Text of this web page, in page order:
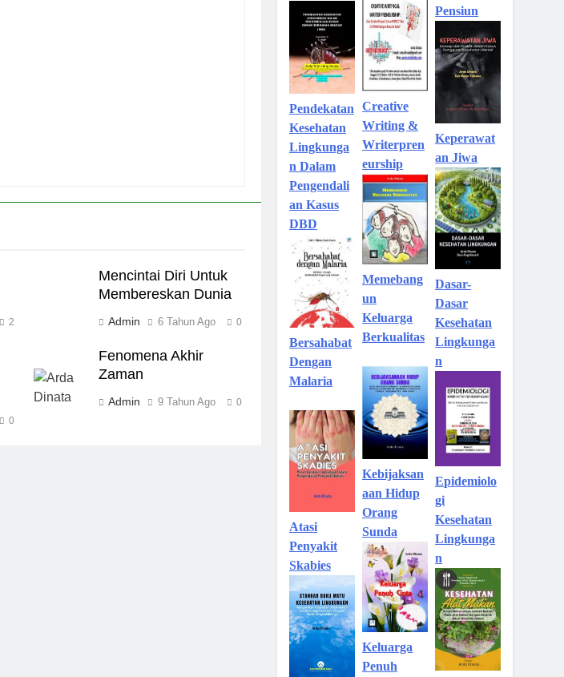
2
Mencintai Diri Untuk
Membereskan Dunia
Admin 6 Tahun Ago 0
0
Fenomena Akhir
Zaman
Admin 9 Tahun Ago 0
Pendekatan
Kesehatan
Lingkunga
n Dalam
Pengendali
an Kasus
DBD
Bersahabat
Dengan
Malaria
Atasi
Penyakit
Skabies
Creative
Writing &
Writerpren
eurship
Memebang
un
Keluarga
Berkualitas
Kebijaksan
aan Hidup
Orang
Sunda
Keluarga
Penuh
Pensiun
Keperawat
an Jiwa
Dasar-
Dasar
Kesehatan
Lingkunga
n
Epidemiolo
gi
Kesehatan
Lingkunga
n